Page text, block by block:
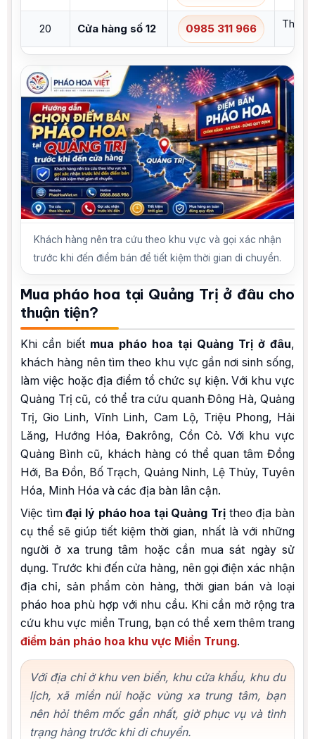
20 Cửa hàng số 12 0985 311 966 Thôn
Khách hàng nên tra cứu theo khu vực và gọi xác nhận
trước khi đến điểm bán để tiết kiệm thời gian di chuyển.
Mua pháo hoa tại Quảng Trị ở đâu cho
thuận tiện?
Khi cần biết mua pháo hoa tại Quảng Trị ở đâu,
khách hàng nên tìm theo khu vực gần nơi sinh sống,
làm việc hoặc địa điểm tổ chức sự kiện. Với khu vực
Quảng Trị cũ, có thể tra cứu quanh Đông Hà, Quảng
Trị, Gio Linh, Vĩnh Linh, Cam Lộ, Triệu Phong, Hải
Lăng, Hướng Hóa, Đakrông, Cồn Cỏ. Với khu vực
Quảng Bình cũ, khách hàng có thể quan tâm Đồng
Hới, Ba Đồn, Bố Trạch, Quảng Ninh, Lệ Thủy, Tuyên
Hóa, Minh Hóa và các địa bàn lân cận.
Việc tìmđại lý pháo hoa tại Quảng Trị theo địa bàn
cụ thể sẽ giúp tiết kiệm thời gian, nhất là với những
người ở xa trung tâm hoặc cần mua sát ngày sử
dụng. Trước khi đến cửa hàng, nên gọi điện xác nhận
địa chỉ, sản phẩm còn hàng, thời gian bán và loại
pháo hoa phù hợp với nhu cầu. Khi cần mở rộng tra
cứu khu vực miền Trung, bạn có thể xem thêm trang
điểm bán pháo hoa khu vực Miền Trung.
Với địa chỉ ở khu ven biển, khu cửa khẩu, khu du
lịch, xã miền núi hoặc vùng xa trung tâm, bạn
nên hỏi thêm mốc gần nhất, giờ phục vụ và tình
trạng hàng trước khi di chuyển.